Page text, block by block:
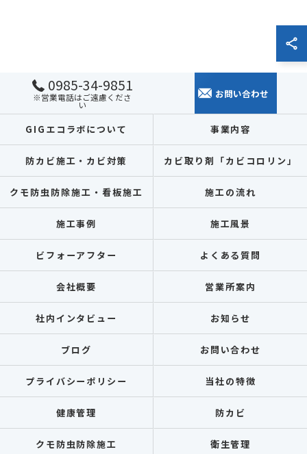
0985-34-9851
※営業電話はご遠慮くださ
い
お問い合わせ
GIGエコラボについて 事業内容
防カビ施工・カビ対策 カビ取り剤「カビコロリン」
クモ防虫防除施工・看板施工 施工の流れ
施工事例 施工風景
ビフォーアフター よくある質問
会社概要 営業所案内
社内インタビュー お知らせ
ブログ お問い合わせ
プライバシーポリシー 当社の特徴
健康管理 防カビ
クモ防虫防除施工 衛生管理